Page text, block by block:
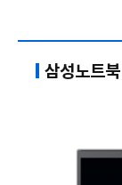
삼성노트북